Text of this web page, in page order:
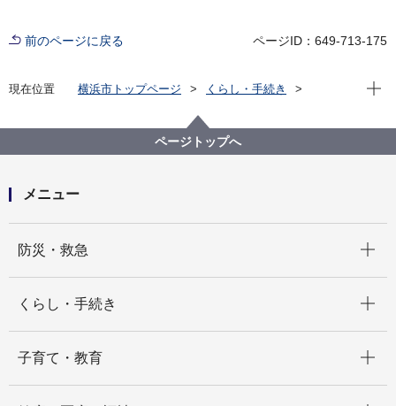
前のページに戻る ページID：649-713-175
現在位置 横浜市トップページ
くらし・手続き
自転車用ヘルメットの着用
現在
ページトップへ
メニュー
防災・救急
くらし・手続き
子育て・教育